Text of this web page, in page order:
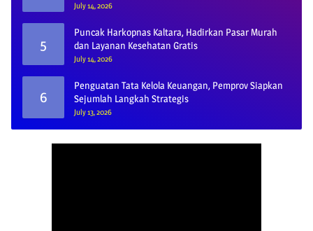
July 14, 2026
5
Puncak Harkopnas Kaltara, Hadirkan Pasar Murah
dan Layanan Kesehatan Gratis
July 14, 2026
6
Penguatan Tata Kelola Keuangan, Pemprov Siapkan
Sejumlah Langkah Strategis
July 13, 2026